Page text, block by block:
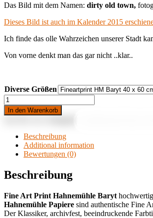
Das Bild mit dem Namen: dirty old town,
Dieses Bild ist auch im Kalender 2015
Ich finde das olle Wahrzeichen unserer Stadt
Von vorne denkt man das gar nicht ..klar..
Diverse Größen
Dirty
old
town
In den Warenkorb
Beschreibung
Additional information
Bewertungen (0)
Beschreibung
Fine Art Print Hahnemühle Baryt
Hahnemühle Papiere sind authentische Fine
Der Klassiker, archivfest, beeindruckende